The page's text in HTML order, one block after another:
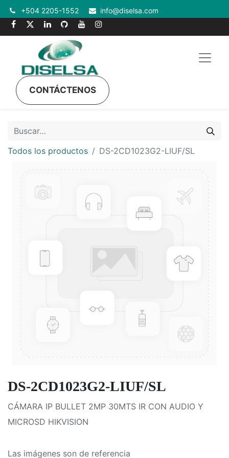
+504 2205-1552 info@diselsa.com
CONTÁCTENOS
Todos los productos DS-2CD1023G2-LIUF/SL
DS-2CD1023G2-LIUF/SL
CÁMARA IP BULLET 2MP 30MTS IR CON AUDIO Y
MICROSD HIKVISION
Las imágenes son de referencia